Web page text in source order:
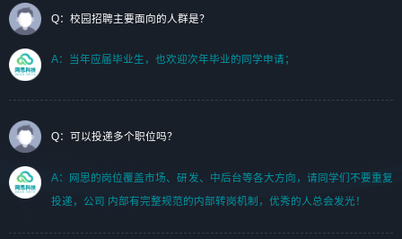
7. 了解或熟悉 WebGL 及相关框架优先。
（岗位人员专职于行业应用解决方案、项目申报方案、投标方案的策划编写）
Q：校园招聘主要面向的人群是？
A：当年应届毕业生，也欢迎次年毕业的同学申请；
Q：可以投递多个职位吗？
A：网思的岗位覆盖市场、研发、中后台等各大方向，请同学们不要重复
投递，公司 内部有完整规范的内部转岗机制，优秀的人总会发光！